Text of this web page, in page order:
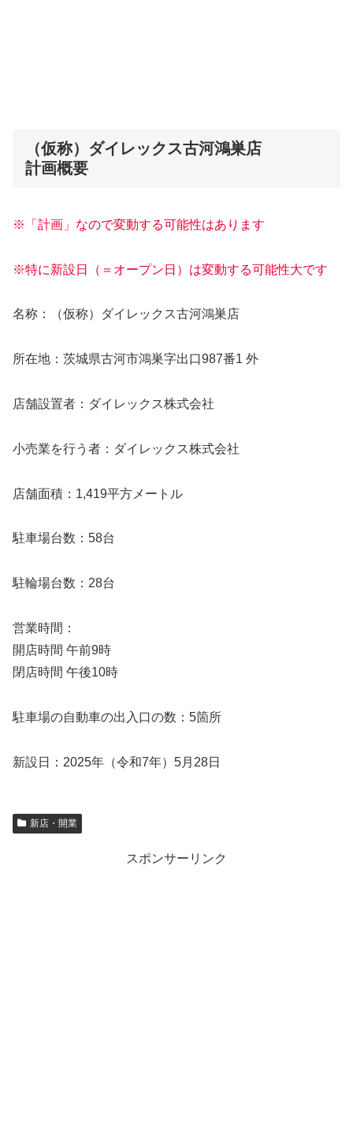
（仮称）ダイレックス古河鴻巣店
計画概要
※「計画」なので変動する可能性はあります
※特に新設日（＝オープン日）は変動する可能性大です
名称：（仮称）ダイレックス古河鴻巣店
所在地：茨城県古河市鴻巣字出口987番1 外
店舗設置者：ダイレックス株式会社
小売業を行う者：ダイレックス株式会社
店舗面積：1,419平方メートル
駐車場台数：58台
駐輪場台数：28台
営業時間：
開店時間 午前9時
閉店時間 午後10時
駐車場の自動車の出入口の数：5箇所
新設日：2025年（令和7年）5月28日
新店・開業
スポンサーリンク